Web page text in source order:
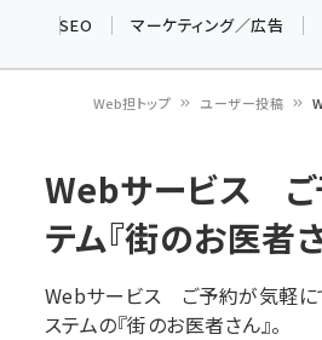
SEO マーケティング／広告
ン
く
ず
Web担トップ ユーザー投稿
Webサービス ご
テム『街のお医者さ
Webサービス ご予約が気軽に
ステムの『街のお医者さん』。